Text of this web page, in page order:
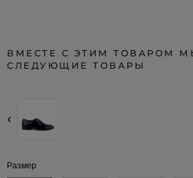
ВМЕСТЕ С ЭТИМ ТОВАРОМ
СЛЕДУЮЩИЕ ТОВАРЫ
‹
Размер